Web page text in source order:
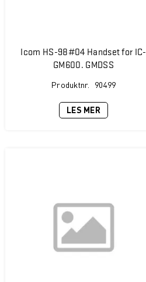
Icom HS-98#04 Handset for IC-
GM600. GMDSS
Produktnr. 90499
LES MER